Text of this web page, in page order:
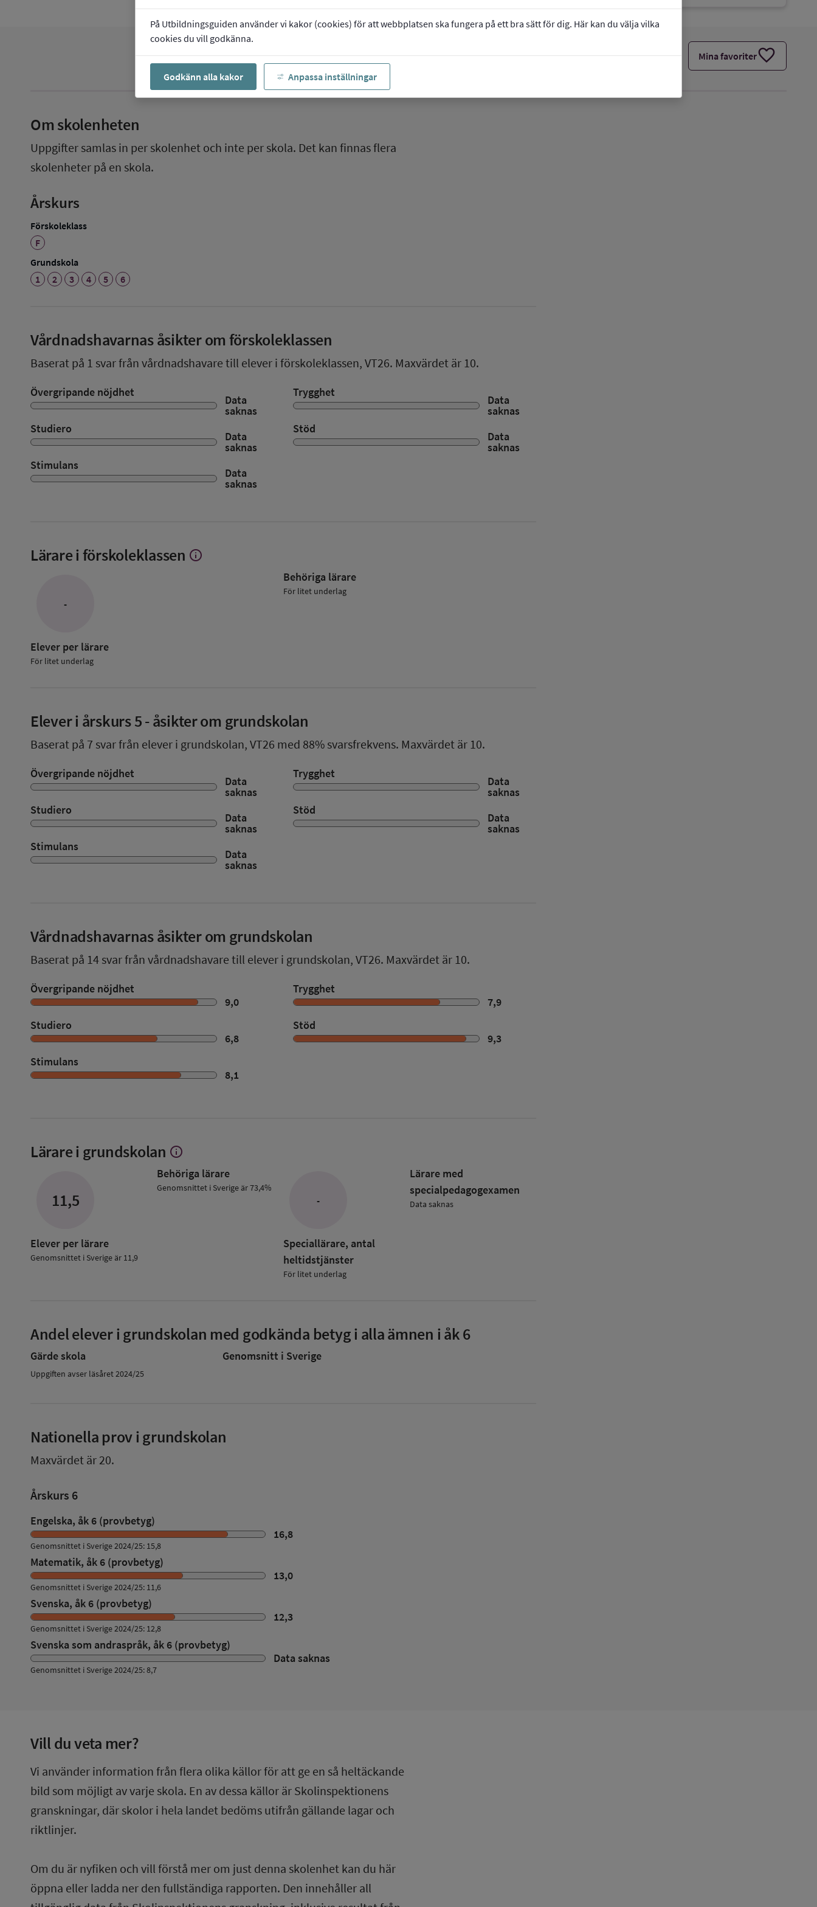
På Utbildningsguiden använder vi kakor (cookies) för att webbplatsen ska fungera på ett bra sätt för dig. Här kan du välja vilka
cookies du vill godkänna.
Godkänn alla kakor Anpassa inställningar
Mina favoriterfavorite
Om skolenheten
Uppgifter samlas in per skolenhet och inte per skola. Det kan finnas flera
skolenheter på en skola.
Årskurs
Förskoleklass
F
Grundskola
1
2 3 4 5 6
Vårdnadshavarnas åsikter om förskoleklassen
Baserat på 1 svar från vårdnadshavare till elever i förskoleklassen, VT26. Maxvärdet är 10.
Övergripande nöjdhet
Data
saknas
Trygghet
Data
saknas
Studiero
Data
saknas
Stöd
Data
saknas
Stimulans
Data
saknas
Lärare i förskoleklassen Visa
info
-
Elever per lärare
För litet underlag
Behöriga lärare
För litet underlag
Elever i årskurs 5- åsikter om grundskolan
Baserat på 7 svar från elever i grundskolan, VT26 med 88% svarsfrekvens. Maxvärdet är 10.
Övergripande nöjdhet
Data
saknas
Trygghet
Data
saknas
Studiero
Data
saknas
Stöd
Data
saknas
Stimulans
Data
saknas
Vårdnadshavarnas åsikter om grundskolan
Baserat på 14 svar från vårdnadshavare till elever i grundskolan, VT26. Maxvärdet är 10.
Övergripande nöjdhet
9,0
Trygghet
7,9
Studiero
6,8
Stöd
9,3
Stimulans
8,1
Lärare i grundskolan Visa
om
Lärare
info
11,5
Elever per lärare
Genomsnittet i Sverige är 11,9
Behöriga lärare
Genomsnittet i Sverige är 73,4%
-
Speciallärare, antal
heltidstjänster
För litet underlag
Lärare med
specialpedagog­examen
Data saknas
Andel elever i grundskolan med godkända betyg i alla ämnen i åk 6
Gärde skola Genomsnitt i Sverige
Uppgiften avser läsåret 2024/25
Nationella prov i grundskolan
Maxvärdet är 20.
Årskurs 6
Engelska, åk 6 (provbetyg)
16,8
Genomsnittet i Sverige 2024/25: 15,8
Matematik, åk 6 (provbetyg)
13,0
Genomsnittet i Sverige 2024/25: 11,6
Svenska, åk 6 (provbetyg)
12,3
Genomsnittet i Sverige 2024/25: 12,8
Svenska som andraspråk, åk 6 (provbetyg)
Data saknas
Genomsnittet i Sverige 2024/25: 8,7
Vill du veta mer?
Vi använder information från flera olika källor för att ge en så heltäckande
bild som möjligt av varje skola. En av dessa källor är Skolinspektionens
granskningar, där skolor i hela landet bedöms utifrån gällande lagar och
riktlinjer.
Om du är nyfiken och vill förstå mer om just denna skolenhet kan du här
öppna eller ladda ner den fullständiga rapporten. Den innehåller all